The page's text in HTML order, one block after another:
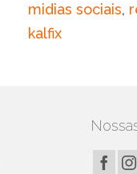
midias sociais,
kalfix